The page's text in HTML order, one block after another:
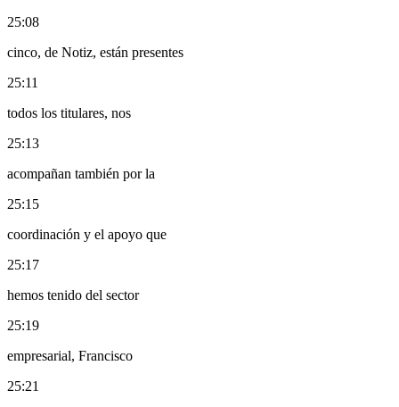
25:08
cinco, de Notiz, están presentes
25:11
todos los titulares, nos
25:13
acompañan también por la
25:15
coordinación y el apoyo que
25:17
hemos tenido del sector
25:19
empresarial, Francisco
25:21